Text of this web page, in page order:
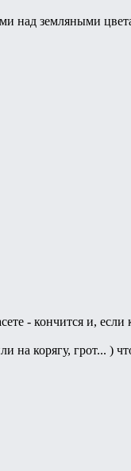
над земляными
- кончится и, если
на корягу, грот... )